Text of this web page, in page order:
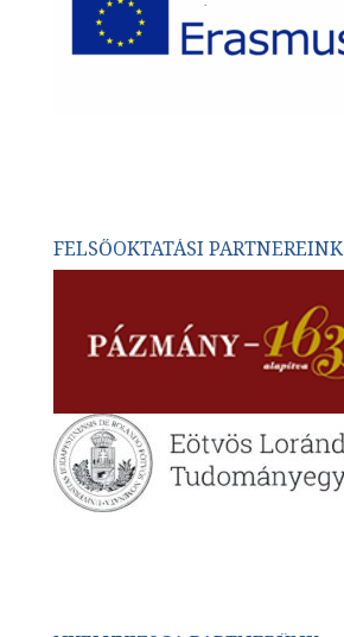
FELSŐOKTATÁSI PARTNEREINK